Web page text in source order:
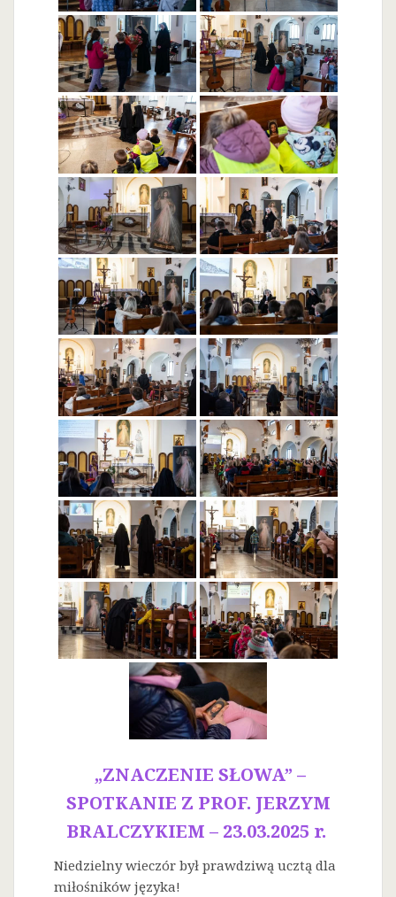
„ZNACZENIE SŁOWA” –
SPOTKANIE Z PROF. JERZYM
BRALCZYKIEM – 23.03.2025 r.
Niedzielny wieczór był prawdziwą ucztą dla
miłośników języka!